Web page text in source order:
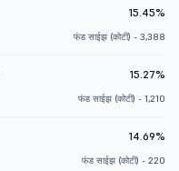
15.45%
फंड साईझ (कोटी) - 3,388
15.27%
फंड साईझ (कोटी) - 1,210
14.69%
फंड साईझ (कोटी) - 220